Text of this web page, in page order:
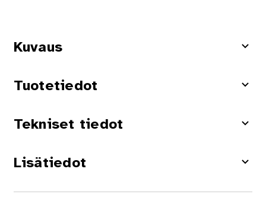
Kuvaus
Tuotetiedot
Tekniset tiedot
Lisätiedot